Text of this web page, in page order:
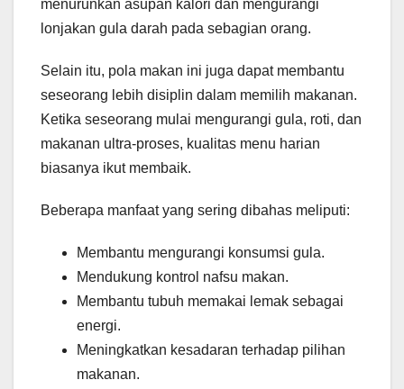
menurunkan asupan kalori dan mengurangi
lonjakan gula darah pada sebagian orang.
Selain itu, pola makan ini juga dapat membantu
seseorang lebih disiplin dalam memilih makanan.
Ketika seseorang mulai mengurangi gula, roti, dan
makanan ultra-proses, kualitas menu harian
biasanya ikut membaik.
Beberapa manfaat yang sering dibahas meliputi:
Membantu mengurangi konsumsi gula.
Mendukung kontrol nafsu makan.
Membantu tubuh memakai lemak sebagai
energi.
Meningkatkan kesadaran terhadap pilihan
makanan.